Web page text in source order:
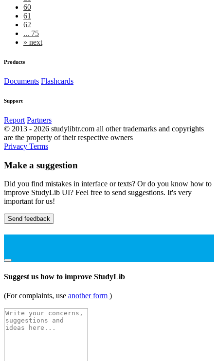
60
61
62
... 75
» next
Products
Documents Flashcards
Support
Report Partners
© 2013 - 2026 studylibtr.com all other trademarks and copyrights
are the property of their respective owners
Privacy Terms
Make a suggestion
Did you find mistakes in interface or texts? Or do you know how to
improve StudyLib UI? Feel free to send suggestions. It's very
important for us!
Send feedback
Suggest us how to improve StudyLib
(For complaints, use another form )